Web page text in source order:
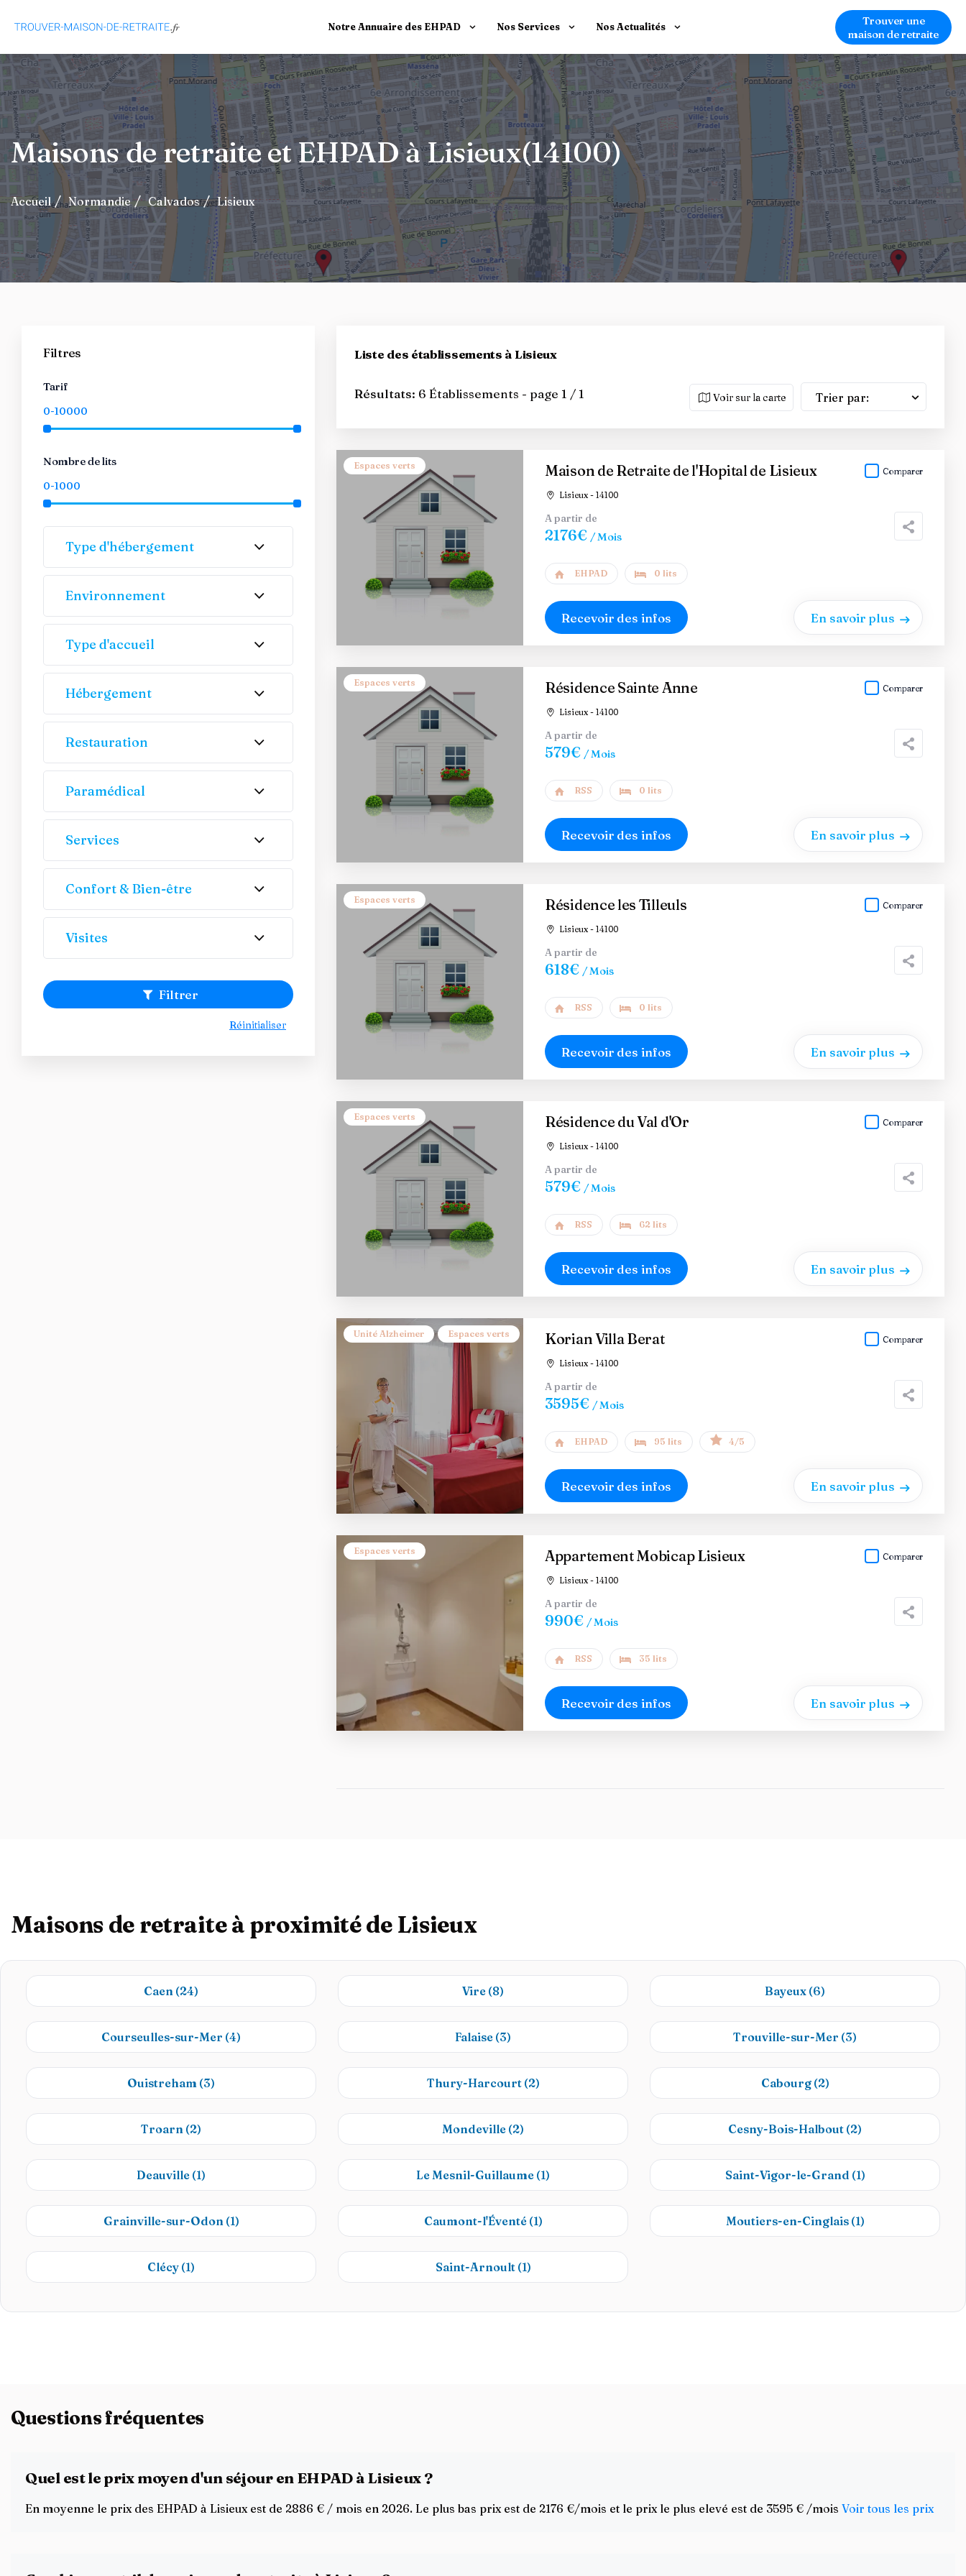
Notre Annuaire des EHPAD Nos Services Nos Actualités
Trouver une
maison de retraite
Maisons de retraite et EHPAD à Lisieux(14100)
Accueil Normandie Calvados Lisieux
Liste des établissements à Lisieux
Résultats: 6 Établissements - page 1 / 1 Voir sur la carte Trier par:
Espaces verts Maison de Retraite de l'Hopital de Lisieux
Lisieux - 14100
Comparer
A partir de
2176€ / Mois
EHPAD 0 lits
Recevoir des infos En savoir plus
Espaces verts Résidence Sainte Anne
Lisieux - 14100
Comparer
A partir de
579€ / Mois
RSS 0 lits
Recevoir des infos En savoir plus
Espaces verts Résidence les Tilleuls
Lisieux - 14100
Comparer
A partir de
618€ / Mois
RSS 0 lits
Recevoir des infos En savoir plus
Espaces verts Résidence du Val d'Or
Lisieux - 14100
Comparer
A partir de
579€ / Mois
RSS 62 lits
Recevoir des infos En savoir plus
Unité Alzheimer Espaces verts Korian Villa Berat
Lisieux - 14100
Comparer
A partir de
3595€ / Mois
EHPAD 95 lits 4/5
Recevoir des infos En savoir plus
Espaces verts Appartement Mobicap Lisieux
Lisieux - 14100
Comparer
A partir de
990€ / Mois
RSS 35 lits
Recevoir des infos En savoir plus
Filtres
Tarif
Nombre de lits
Type d'hébergement
Environnement
Type d'accueil
Hébergement
Restauration
Paramédical
Services
Confort & Bien-être
Visites
Filtrer
Réinitialiser
Maisons de retraite à proximité de Lisieux
Caen (24) Vire (8) Bayeux (6)
Courseulles-sur-Mer (4) Falaise (3) Trouville-sur-Mer (3)
Ouistreham (3) Thury-Harcourt (2) Cabourg (2)
Troarn (2) Mondeville (2) Cesny-Bois-Halbout (2)
Deauville (1) Le Mesnil-Guillaume (1) Saint-Vigor-le-Grand (1)
Grainville-sur-Odon (1) Caumont-l'Éventé (1) Moutiers-en-Cinglais (1)
Clécy (1) Saint-Arnoult (1)
Questions fréquentes
Quel est le prix moyen d'un séjour en EHPAD à Lisieux ?
En moyenne le prix des EHPAD à Lisieux est de 2886 € / mois en 2026. Le plus bas prix est de 2176 €/mois et le prix le plus elevé est de 3595 € /mois Voir tous les prix